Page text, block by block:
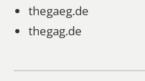
thegaeg.de
thegag.de